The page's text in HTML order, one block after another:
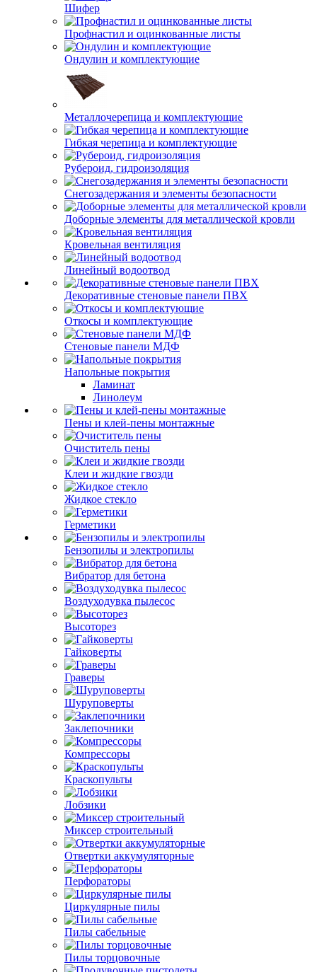
Шифер
Профнастил и оцинкованные листы
Ондулин и комплектующие
Металлочерепица и комплектующие
Гибкая черепица и комплектующие
Рубероид, гидроизоляция
Снегозадержания и элементы безопасности
Доборные элементы для металлической кровли
Кровельная вентиляция
Линейный водоотвод
Декоративные стеновые панели ПВХ
Откосы и комплектующие
Стеновые панели МДФ
Напольные покрытия
Ламинат
Линолеум
Пены и клей-пены монтажные
Очиститель пены
Клеи и жидкие гвозди
Жидкое стекло
Герметики
Бензопилы и электропилы
Вибратор для бетона
Воздуходувка пылесос
Высоторез
Гайковерты
Граверы
Шуруповерты
Заклепочники
Компрессоры
Краскопульты
Лобзики
Миксер строительный
Отвертки аккумуляторные
Перфораторы
Циркулярные пилы
Пилы сабельные
Пилы торцовочные